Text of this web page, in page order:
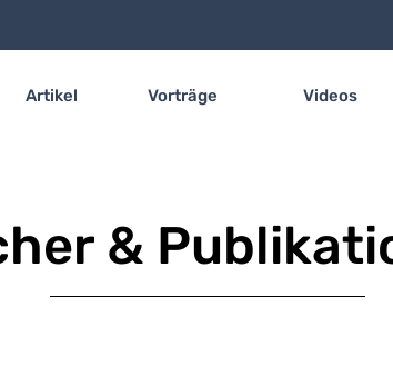
Artikel Vorträge Videos
&